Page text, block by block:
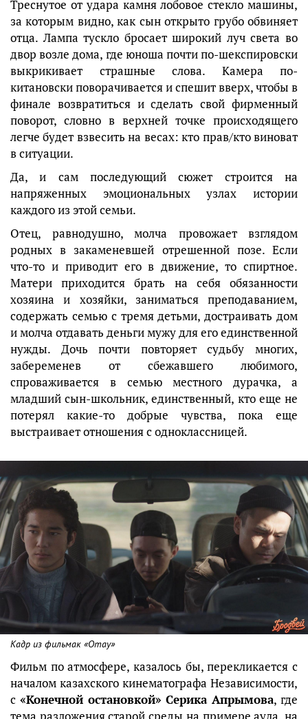
Треснутое от удара камня лобовое стекло машины,
за которым видно, как сын открыто грубо обвиняет
отца. Лампа тускло бросает широкий луч света во
двор возле дома, где юноша почти по-шекспировски
выкрикивает страшные слова. Камера по-
китановски поворачивается и спешит вверх, чтобы в
финале возвратиться и сделать свой фирменный
поворот, словно в верхней точке происходящего
легче будет взвесить на весах: кто прав/кто виноват
в ситуации.
Да, и сам последующий сюжет строится на
напряженных эмоциональных узлах истории
каждого из этой семьи.
Отец, равнодушно, молча провожает взглядом
родных в закаменевшей отрешенной позе. Если
что-то и приводит его в движение, то спиртное.
Матери приходится брать на себя обязанности
хозяина и хозяйки, заниматься преподаванием,
содержать семью с тремя детьми, достраивать дом
и молча отдавать деньги мужу для его единственной
нужды. Дочь почти повторяет судьбу многих,
забеременев от сбежавшего любимого,
спроваживается в семью местного дурачка, а
младший сын-школьник, единственный, кто еще не
потерял какие-то добрые чувства, пока еще
выстраивает отношения с одноклассницей.
Кадр из фильмак «Отау»
Фильм по атмосфере, казалось бы, перекликается с
началом казахского кинематографа Независимости,
с «Конечной остановкой» Серика Апрымова, где